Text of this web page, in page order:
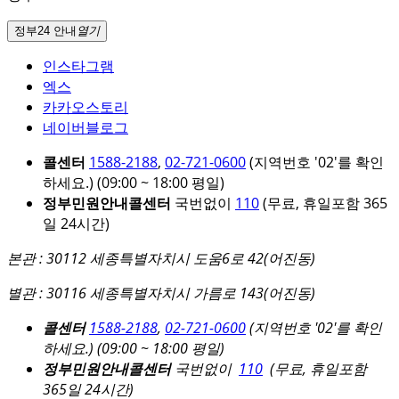
정부24 안내 열기
인스타그램
엑스
카카오스토리
네이버블로그
콜센터 1588-2188, 02-721-0600(지역번호 '02'를 확인
하세요.) (09:00 ~ 18:00 평일)
정부민원안내콜센터 국번없이 110(무료, 휴일포함 365
일 24시간)
본관 : 30112 세종특별자치시 도움6로 42(어진동)
별관 : 30116 세종특별자치시 가름로 143(어진동)
콜센터 1588-2188, 02-721-0600(지역번호 '02'를 확인
하세요.) (09:00 ~ 18:00 평일)
정부민원안내콜센터국번없이 110 (무료, 휴일포함
365일 24시간)